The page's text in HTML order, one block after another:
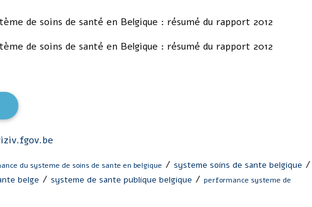
de soins de santé en Belgique : résumé du rapport 2012
de soins de santé en Belgique : résumé du rapport 2012
du systeme de soins de sante en belgique / systeme soins de sante belgique /
belge / systeme de sante publique belgique / performance systeme de